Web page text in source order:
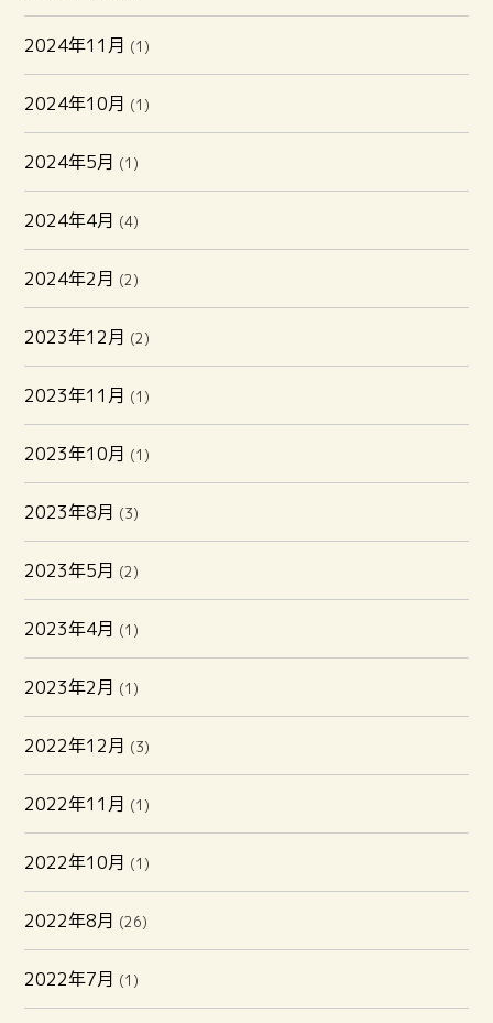
2024年11月 (1)
2024年10月 (1)
2024年5月 (1)
2024年4月 (4)
2024年2月 (2)
2023年12月 (2)
2023年11月 (1)
2023年10月 (1)
2023年8月 (3)
2023年5月 (2)
2023年4月 (1)
2023年2月 (1)
2022年12月 (3)
2022年11月 (1)
2022年10月 (1)
2022年8月 (26)
2022年7月 (1)